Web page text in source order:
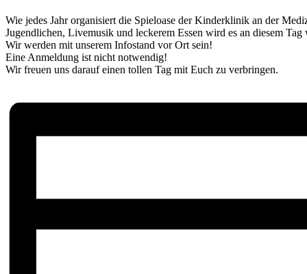
Wie jedes Jahr organisiert die Spieloase der Kinderklinik an der
Jugendlichen, Livemusik und leckerem Essen wird es an diesem
Wir werden mit unserem Infostand vor Ort sein!
Eine Anmeldung ist nicht notwendig!
Wir freuen uns darauf einen tollen Tag mit Euch zu verbringen.